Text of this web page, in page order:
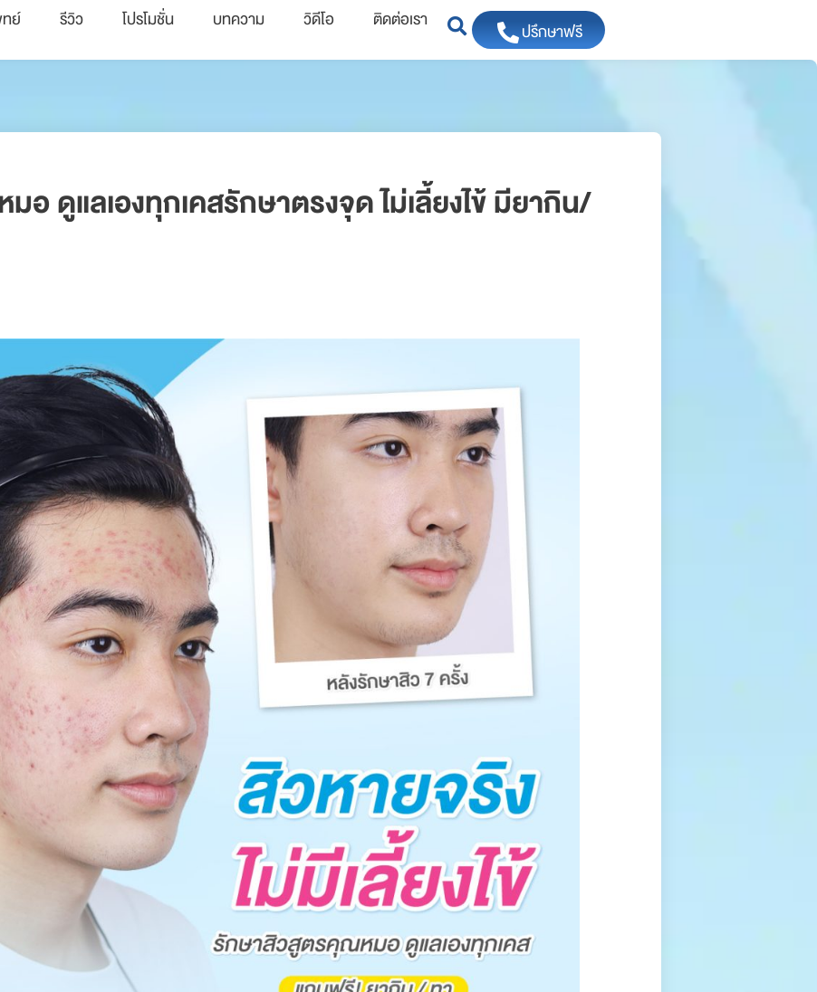
ย์ รีวิว โปรโมชั่น บทความ วิดีโอ ติดต่อเรา
ปรึกษาฟรี
ดูแลเองทุกเคสรักษาตรงจุด ไม่เลี้ยงไข้ มียากิน/